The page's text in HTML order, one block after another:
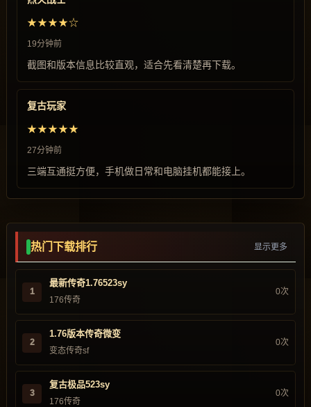
★★★★☆
19分钟前
截图和版本信息比较直观，适合先看清楚再下载。
复古玩家
★★★★★
27分钟前
三端互通挺方便，手机做日常和电脑挂机都能接上。
热门下载排行 显示更多
1
最新传奇1.76523sy
176传奇
0次
2
1.76版本传奇微变
变态传奇sf
0次
3
复古极品523sy
176传奇
0次